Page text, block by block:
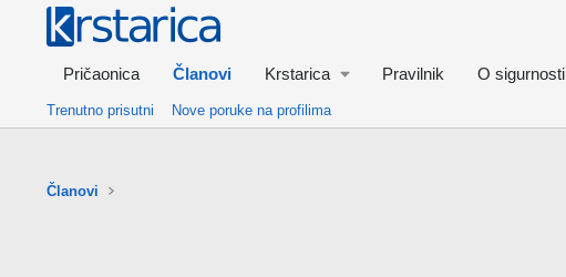
Pričaonica Članovi Krstarica Pravilnik O sigurnosti
Trenutno prisutni Nove poruke na profilima
Članovi